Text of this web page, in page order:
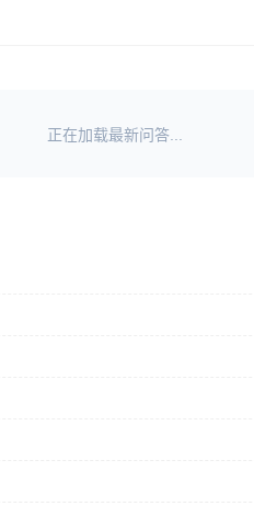
正在加载最新问答...